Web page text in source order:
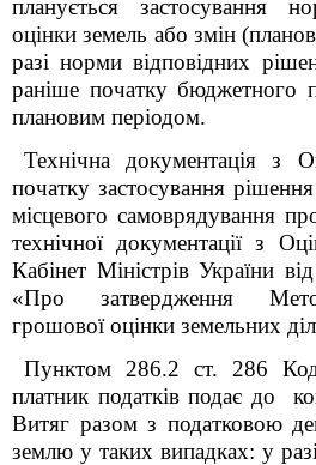
планується застосування
оцінки земель або змін
разі норми відповідних
раніше початку бюджетного
плановим періодом.
Технічна документація з
початку застосування
місцевого самоврядування
технічної документації з
Кабінет Міністрів України
«Про затвердження
грошової оцінки земельних
Пунктом 286.2 ст. 286
платник податків подає до
Витяг разом з податковою
землю у таких випадках: у